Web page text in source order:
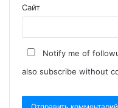
Сайт
Notify me of
also subscribe without